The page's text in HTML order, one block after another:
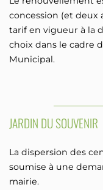
concession (et deux
tarif en vigueur à la
choix dans le cadre
Municipal.
JARDIN DU SOUVENIR
La dispersion des
soumise à une
mairie.